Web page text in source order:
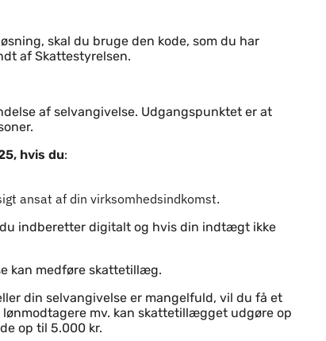
skal du bruge den kode, som du har
af Skattestyrelsen.
af selvangivelse. Udgangspunktet er at
hvis du:
ansat af din virksomhedsindkomst.
indberetter digitalt og hvis din indtægt ikke
kan medføre skattetillæg.
din selvangivelse er mangelfuld, vil du få et
mv. kan skattetillægget udgøre op
op til 5.000 kr.